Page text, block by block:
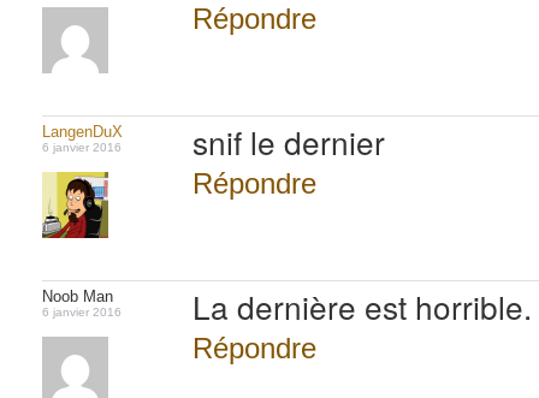
Répondre
LangenDuX
6 janvier 2016 snif le dernier
Répondre
Noob Man
6 janvier 2016 La dernière est
Répondre